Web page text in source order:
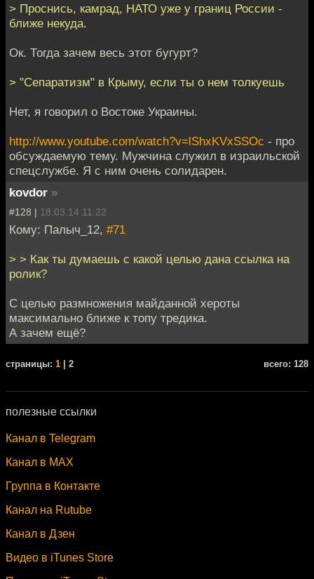
> Проснись, камрад, НАТО уже у границ России -
ближе некуда.
Ок. Тогда зачем весь этот бугурт?
> "Сепаратизм" в Крыму, если ты о нем толкуешь
Нет, я говорил о Востоке Украины.
http://www.youtube.com/watch?v=lShxKVxSSOc - про
обсуждаемую тему. Мужчина служил в израильской
спецслужбе. Я с ним очень солидарен.
kovdor »
#128 | 18.03.14 11:22
Кому: Палыч_12, #71
> > Как ты думаешь с какой целью дана ссылка на
ролик?
С целью размножения майданной хероты
максимально ближе к топу тредика.
А зачем ещё?
cтраницы: 1 | 2 всего: 128
полезные ссылки
Канал в Telegram
Канал в MAX
Группа в Контакте
Канал на Rutube
Канал в Дзен
Видео в iTunes Store